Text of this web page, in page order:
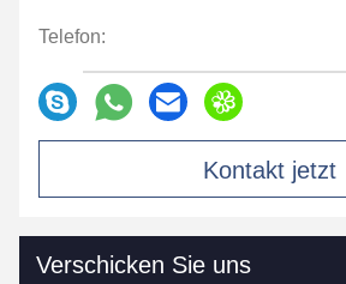
Telefon:
Kontakt jetzt
Verschicken Sie uns